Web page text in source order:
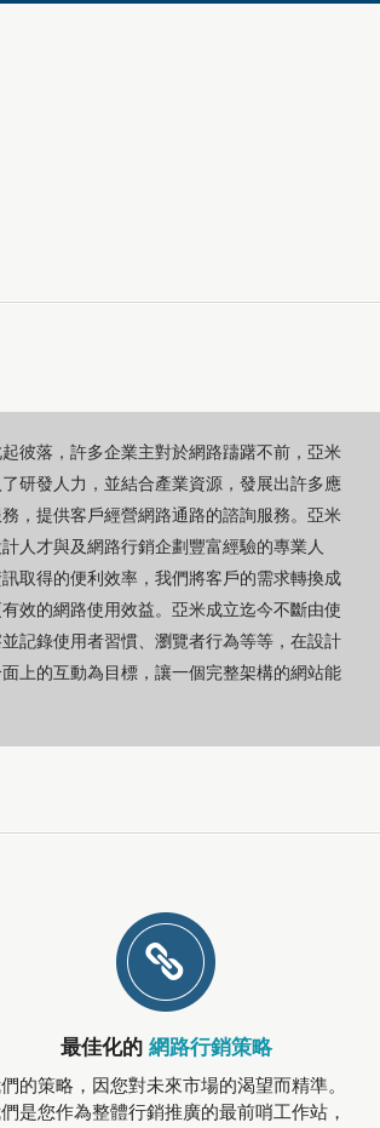
彼落，許多企業主對於網路躊躇不前，亞米
研發人力，並結合產業資源，發展出許多應
，提供客戶經營網路通路的諮詢服務。亞米
人才與及網路行銷企劃豐富經驗的專業人
取得的便利效率，我們將客戶的需求轉換成
效的網路使用效益。亞米成立迄今不斷由使
記錄使用者習慣、瀏覽者行為等等，在設計
上的互動為目標，讓一個完整架構的網站能
最佳化的 網路行銷策略
的策略，因您對未來市場的渴望而精準。
是您作為整體行銷推廣的最前哨工作站，